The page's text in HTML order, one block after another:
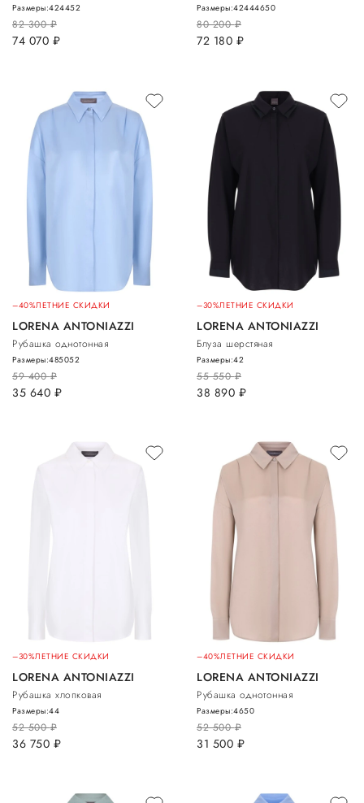
82 300руб.
74 070 руб.
Размеры:424452
80 200руб.
72 180 руб.
Размеры:42444650
–40%ЛЕТНИЕ СКИДКИ
LORENA ANTONIAZZI
Рубашка однотонная
59 400руб.
35 640 руб.
Размеры:485052
–30%ЛЕТНИЕ СКИДКИ
LORENA ANTONIAZZI
Блуза шерстяная
55 550руб.
38 890 руб.
Размеры:42
–30%ЛЕТНИЕ СКИДКИ
LORENA ANTONIAZZI
Рубашка хлопковая
52 500руб.
36 750 руб.
Размеры:44
–40%ЛЕТНИЕ СКИДКИ
LORENA ANTONIAZZI
Рубашка однотонная
52 500руб.
31 500 руб.
Размеры:4650